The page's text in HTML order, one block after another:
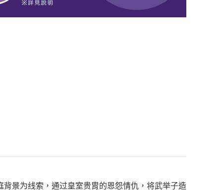
景为线索，通过皇室贵胄的恩怨情仇，将武举子造